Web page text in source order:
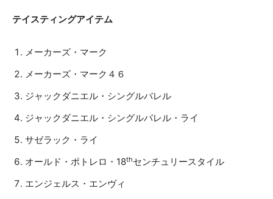
テイスティングアイテム
メーカーズ・マーク
メーカーズ・マーク４６
ジャックダニエル・シングルバレル
ジャックダニエル・シングルバレル・ライ
サゼラック・ライ
オールド・ポトレロ・18thセンチュリースタイル
エンジェルス・エンヴィ